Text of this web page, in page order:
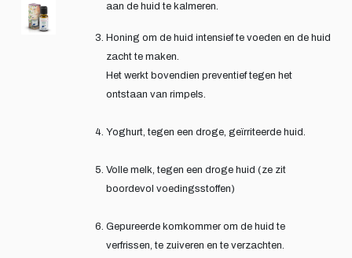
aan de huid te kalmeren.
Honing om de huid intensief te voeden en de huid
zacht te maken.
Het werkt bovendien preventief tegen het
ontstaan van rimpels.
Yoghurt, tegen een droge, geïrriteerde huid.
Volle melk, tegen een droge huid (ze zit
boordevol voedingsstoffen)
Gepureerde komkommer om de huid te
verfrissen, te zuiveren en te verzachten.